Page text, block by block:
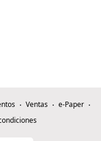
Ventas
e-Paper